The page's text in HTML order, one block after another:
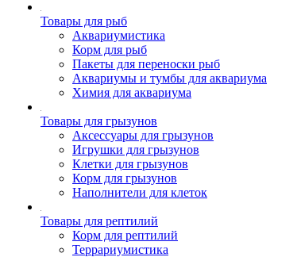
Товары для рыб
Аквариумистика
Корм для рыб
Пакеты для переноски рыб
Аквариумы и тумбы для аквариума
Химия для аквариума
Товары для грызунов
Аксессуары для грызунов
Игрушки для грызунов
Клетки для грызунов
Корм для грызунов
Наполнители для клеток
Товары для рептилий
Корм для рептилий
Террариумистика